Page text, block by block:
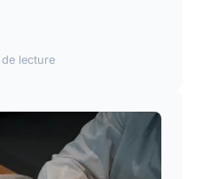
lecture